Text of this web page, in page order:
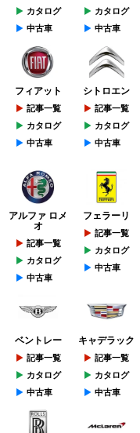
カタログ
中古車
カタログ
中古車
フィアット
記事一覧
カタログ
中古車
シトロエン
記事一覧
カタログ
中古車
アルファ ロメ
オ
記事一覧
カタログ
中古車
フェラーリ
記事一覧
カタログ
中古車
ベントレー
記事一覧
カタログ
中古車
キャデラック
記事一覧
カタログ
中古車